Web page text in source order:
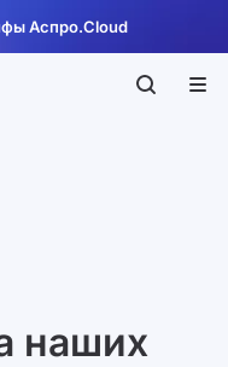
Аспро.Cloud
наших